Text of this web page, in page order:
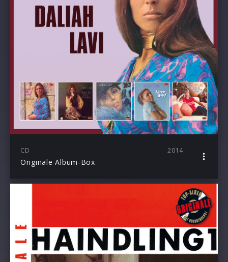
CD 2014
Originale Album-Box